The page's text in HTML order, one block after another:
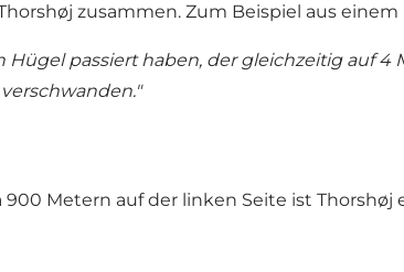
zusammen. Zum Beispiel aus einem
Hügel passiert haben, der gleichzeitig auf
Metern auf der linken Seite ist Thorshøj